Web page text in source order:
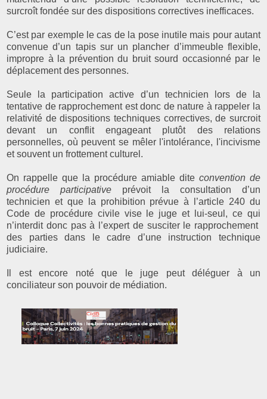
surcroît fondée sur des dispositions correctives inefficaces.
C’est par exemple le cas de la pose inutile mais pour autant
convenue d’un tapis sur un plancher d’immeuble flexible,
impropre à la prévention du bruit sourd occasionné par le
déplacement des personnes.
Seule la participation active d’un technicien lors de la
tentative de rapprochement est donc de nature à rappeler la
relativité de dispositions techniques correctives, de surcroit
devant un conflit engageant plutôt des relations
personnelles, où peuvent se mêler l'intolérance, l'incivisme
et souvent un frottement culturel.
On rappelle que la procédure amiable dite convention de
procédure participative prévoit la consultation d’un
technicien et que la prohibition prévue à l’article 240 du
Code de procédure civile vise le juge et lui-seul, ce qui
n’interdit donc pas à l’expert de susciter le rapprochement
des parties dans le cadre d’une instruction technique
judiciaire.
Il est encore noté que le juge peut déléguer à un
conciliateur son pouvoir de médiation.